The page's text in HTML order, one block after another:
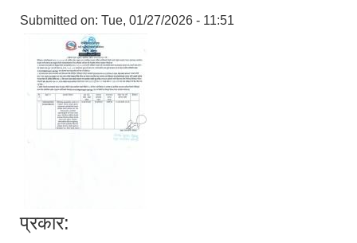
Submitted on: Tue, 01/27/2026 - 11:51
प्रकार: